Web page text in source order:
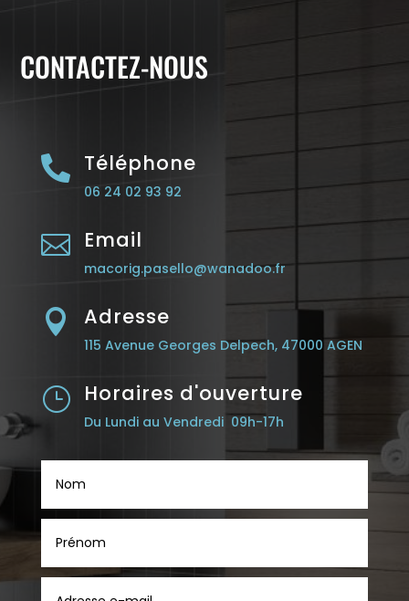
CONTACTEZ-NOUS
 Téléphone
06 24 02 93 92
 Email
macorig.pasello@wanadoo.fr
 Adresse
115 Avenue Georges Delpech, 47000 AGEN
} Horaires d'ouverture
Du Lundi au Vendredi 09h-17h